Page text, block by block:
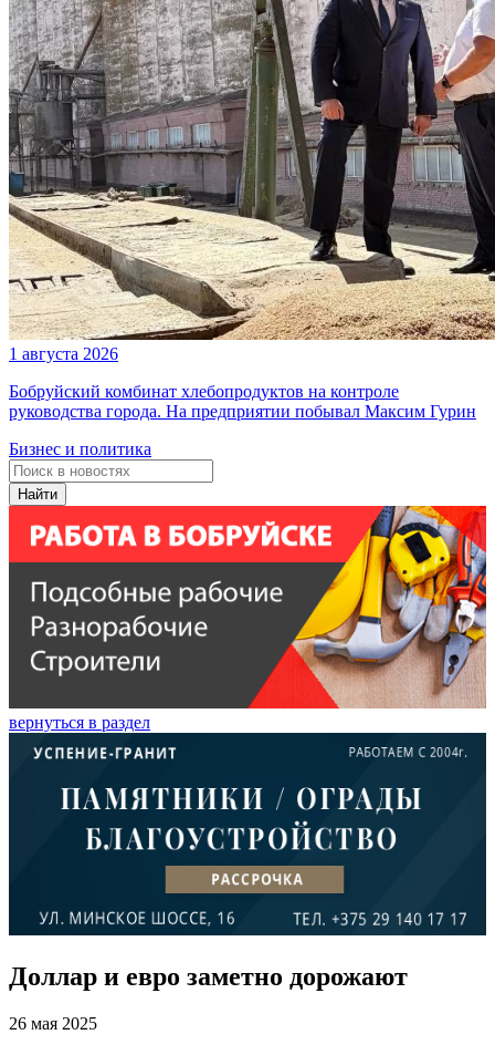
1 августа 2026
Бобруйский комбинат хлебопродуктов на контроле
руководства города. На предприятии побывал Максим Гурин
Бизнес и политика
Найти
вернуться в раздел
Доллар и евро заметно дорожают
26 мая 2025